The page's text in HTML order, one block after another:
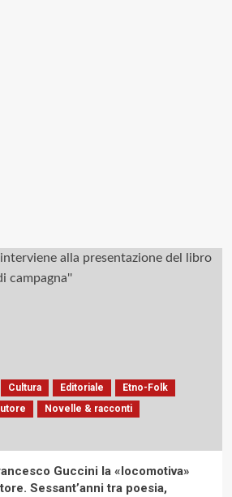
Cultura Editoriale
Etno-Folk
Novelle & racconti
Guccini la «locomotiva»
Sessant’anni tra poesia,